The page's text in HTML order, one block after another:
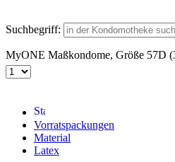
Suchbegriff:
MyONE Maßkondome, Größe 57D
Vorratspackungen
Material
Latex